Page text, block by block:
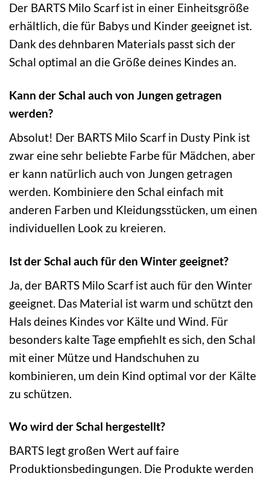
Der BARTS Milo Scarf ist in einer Einheitsgröße
erhältlich, die für Babys und Kinder geeignet ist.
Dank des dehnbaren Materials passt sich der
Schal optimal an die Größe deines Kindes an.
Kann der Schal auch von Jungen getragen
werden?
Absolut! Der BARTS Milo Scarf in Dusty Pink ist
zwar eine sehr beliebte Farbe für Mädchen, aber
er kann natürlich auch von Jungen getragen
werden. Kombiniere den Schal einfach mit
anderen Farben und Kleidungsstücken, um einen
individuellen Look zu kreieren.
Ist der Schal auch für den Winter geeignet?
Ja, der BARTS Milo Scarf ist auch für den Winter
geeignet. Das Material ist warm und schützt den
Hals deines Kindes vor Kälte und Wind. Für
besonders kalte Tage empfiehlt es sich, den Schal
mit einer Mütze und Handschuhen zu
kombinieren, um dein Kind optimal vor der Kälte
zu schützen.
Wo wird der Schal hergestellt?
BARTS legt großen Wert auf faire
Produktionsbedingungen. Die Produkte werden